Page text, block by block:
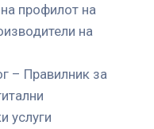
профилот на
на
– Правилник за
услуги